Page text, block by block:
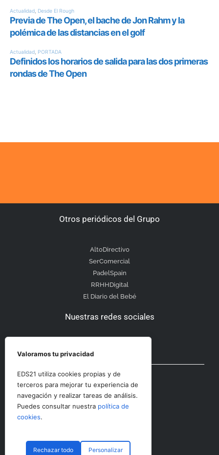
Otros periódicos del Grupo
AltoDirectivo
SerComercial
PadelSpain
RRHHDigital
El Diario del Bebé
Nuestras redes sociales
Otras secciones
Contacto
Valoramos tu privacidad
EDS21 utiliza cookies propias y de
terceros para mejorar tu experiencia de
navegación y realizar tareas de análisis.
Puedes consultar nuestra política de
cookies.
Rechazar todo Personalizar